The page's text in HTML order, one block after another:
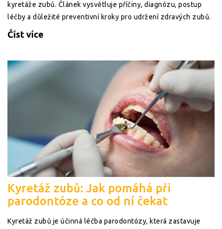
kyretáže zubů. Článek vysvětluje příčiny, diagnózu, postup
léčby a důležité preventivní kroky pro udržení zdravých zubů.
Číst více
Kyretáž zubů: Jak pomáhá při
parodontóze a co od ní čekat
Kyretáž zubů je účinná léčba parodontózy, která zastavuje